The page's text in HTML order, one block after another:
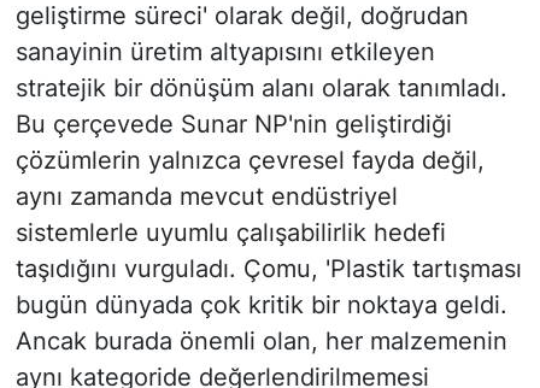
geliştirme süreci' olarak değil, doğrudan
sanayinin üretim altyapısını etkileyen
stratejik bir dönüşüm alanı olarak tanımladı.
Bu çerçevede Sunar NP'nin geliştirdiği
çözümlerin yalnızca çevresel fayda değil,
aynı zamanda mevcut endüstriyel
sistemlerle uyumlu çalışabilirlik hedefi
taşıdığını vurguladı. Çomu, 'Plastik tartışması
bugün dünyada çok kritik bir noktaya geldi.
Ancak burada önemli olan, her malzemenin
aynı kategoride değerlendirilmemesi